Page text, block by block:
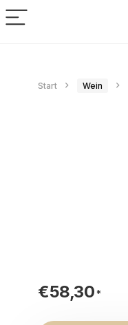
Start Wein
€58,30